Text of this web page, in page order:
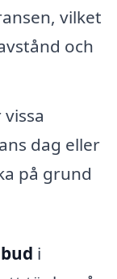
vilket
och
dag eller
på grund
i